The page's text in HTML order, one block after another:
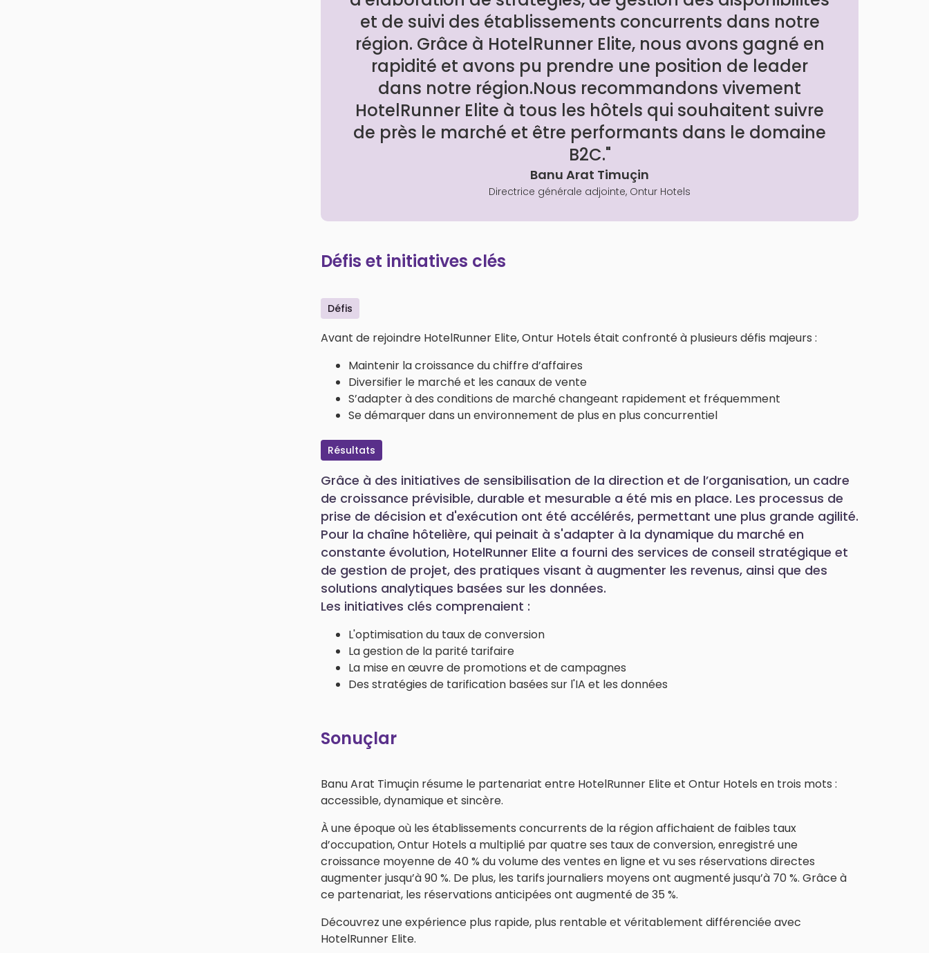
et de suivi des établissements concurrents dans notre
région. Grâce à HotelRunner Elite, nous avons gagné en
rapidité et avons pu prendre une position de leader
dans notre région.Nous recommandons vivement
HotelRunner Elite à tous les hôtels qui souhaitent suivre
de près le marché et être performants dans le domaine
B2C."
Banu Arat Timuçin
Directrice générale adjointe, Ontur Hotels
Défis et initiatives clés
Défis
Avant de rejoindre HotelRunner Elite, Ontur Hotels était confronté à plusieurs défis majeurs :
Maintenir la croissance du chiffre d’affaires
Diversifier le marché et les canaux de vente
S’adapter à des conditions de marché changeant rapidement et fréquemment
Se démarquer dans un environnement de plus en plus concurrentiel
Résultats
Grâce à des initiatives de sensibilisation de la direction et de l’organisation, un cadre
de croissance prévisible, durable et mesurable a été mis en place. Les processus de
prise de décision et d'exécution ont été accélérés, permettant une plus grande agilité.
Pour la chaîne hôtelière, qui peinait à s'adapter à la dynamique du marché en
constante évolution, HotelRunner Elite a fourni des services de conseil stratégique et
de gestion de projet, des pratiques visant à augmenter les revenus, ainsi que des
solutions analytiques basées sur les données.
Les initiatives clés comprenaient :
L'optimisation du taux de conversion
La gestion de la parité tarifaire
La mise en œuvre de promotions et de campagnes
Des stratégies de tarification basées sur l'IA et les données
Sonuçlar
Banu Arat Timuçin résume le partenariat entre HotelRunner Elite et Ontur Hotels en trois mots :
accessible, dynamique et sincère.
À une époque où les établissements concurrents de la région affichaient de faibles taux
d’occupation, Ontur Hotels a multiplié par quatre ses taux de conversion, enregistré une
croissance moyenne de 40 % du volume des ventes en ligne et vu ses réservations directes
augmenter jusqu’à 90 %. De plus, les tarifs journaliers moyens ont augmenté jusqu’à 70 %. Grâce à
ce partenariat, les réservations anticipées ont augmenté de 35 %.
Découvrez une expérience plus rapide, plus rentable et véritablement différenciée avec
HotelRunner Elite.